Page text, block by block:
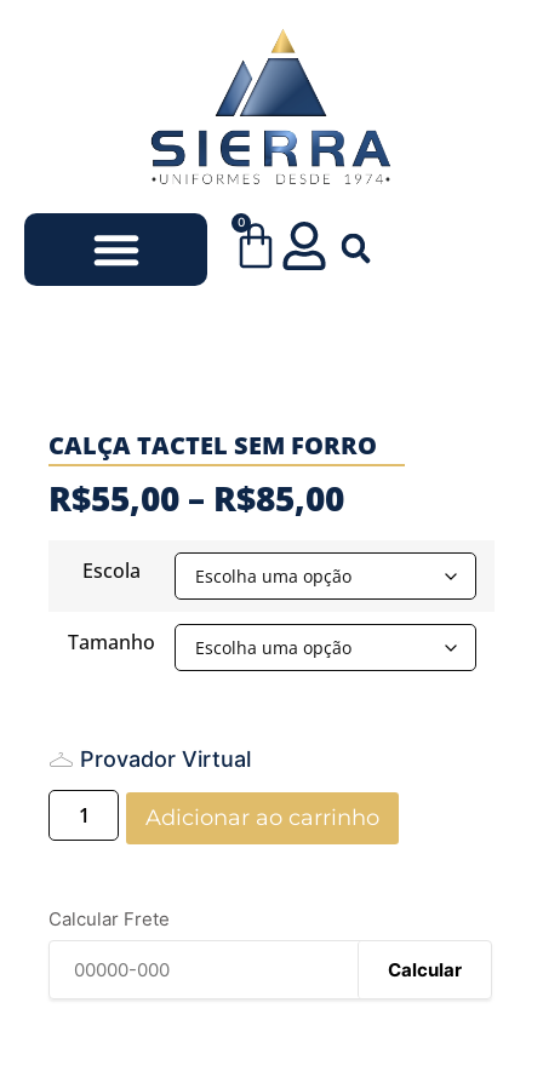
0
CALÇA TACTEL SEM FORRO
R$55,00 – R$85,00
Escola
Tamanho
Provador Virtual
Adicionar ao carrinho
Calcular Frete
Calcular